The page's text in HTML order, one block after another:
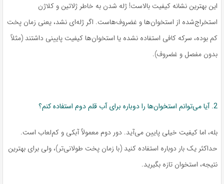
این بهترین نشانه کیفیت بالاست! ژله شدن به خاطر ژلاتین و کلاژن
استخراج‌شده از استخوان‌ها و غضروف‌هاست. اگر ژله‌ای نشد، یعنی زمان پخت
کم بوده، سرکه کافی استفاده نشده یا استخوان‌ها کیفیت پایینی داشتند (مثلاً
بدون مفصل و غضروف).
2. آیا می‌توانم استخوان‌ها را دوباره برای آب قلم دوم استفاده کنم؟
بله، اما کیفیت خیلی پایین می‌آید. دور دوم معمولاً آبکی و کم‌لعاب است.
حداکثر یک بار دوباره استفاده کنید (با زمان پخت طولانی‌تر)، ولی برای بهترین
نتیجه، استخوان تازه بگیرید.